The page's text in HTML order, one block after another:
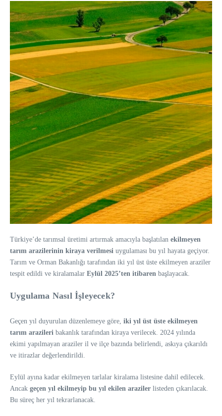
Türkiye’de tarımsal üretimi artırmak amacıyla başlatılan ekilmeyen
tarım arazilerinin kiraya verilmesi uygulaması bu yıl hayata geçiyor.
Tarım ve Orman Bakanlığı tarafından iki yıl üst üste ekilmeyen araziler
tespit edildi ve kiralamalar Eylül 2025’ten itibaren başlayacak.
Uygulama Nasıl İşleyecek?
Geçen yıl duyurulan düzenlemeye göre, iki yıl üst üste ekilmeyen
tarım arazileri bakanlık tarafından kiraya verilecek. 2024 yılında
ekimi yapılmayan araziler il ve ilçe bazında belirlendi, askıya çıkarıldı
ve itirazlar değerlendirildi.
Eylül ayına kadar ekilmeyen tarlalar kiralama listesine dahil edilecek.
Ancak geçen yıl ekilmeyip bu yıl ekilen araziler listeden çıkarılacak.
Bu süreç her yıl tekrarlanacak.